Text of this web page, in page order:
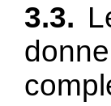
3.3.